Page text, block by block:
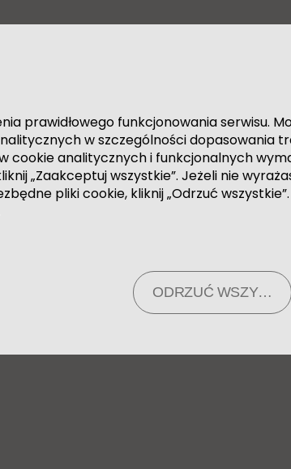
magisterskie na Wydziale Sztuki
warszawskiej ASP.
oraz oprawę graficzną. Cykl jej
Klub SPATiF (wszystkie w
artystyczne na duże imprezy,
prawidłowego funkcjonowania serwisu.
w szczególności dopasowania
cookie analitycznych i funkcjonalnych
„Zaakceptuj wszystkie”. Jeżeli nie
pliki cookie, kliknij „Odrzuć
ODRZUĆ WSZYSTKIE